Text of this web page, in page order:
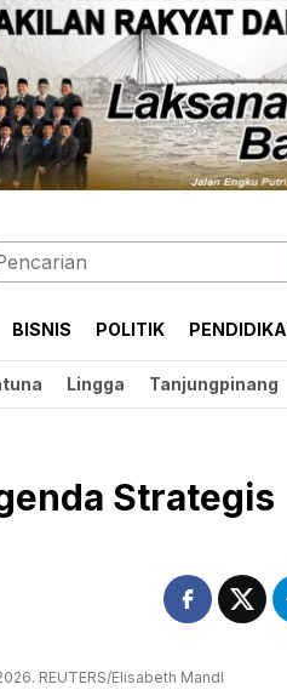
BISNIS POLITIK
Lingga Tanjungpinang
Strategis
REUTERS/Elisabeth Mandl